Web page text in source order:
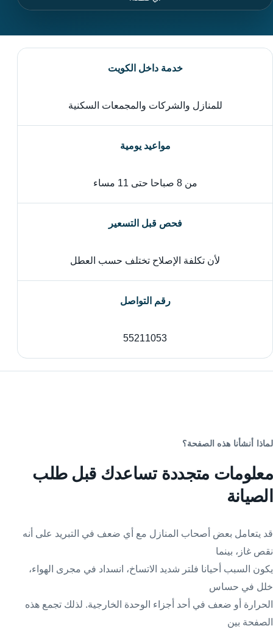
خدمة داخل الكويت
للمنازل والشركات والمجمعات السكنية
مواعيد يومية
من 8 صباحا حتى 11 مساء
فحص قبل التسعير
لأن تكلفة الإصلاح تختلف حسب العطل
رقم التواصل
55211053
لماذا أنشأنا هذه الصفحة؟
معلومات متجددة تساعدك قبل طلب
الصيانة
قد يتعامل بعض أصحاب المنازل مع أي ضعف في التبريد على أنه
نقص غاز، بينما
يكون السبب أحيانا فلتر شديد الاتساخ، انسداد في مجرى الهواء،
خلل في حساس
الحرارة أو ضعف في أحد أجزاء الوحدة الخارجية. لذلك تجمع هذه
الصفحة بين